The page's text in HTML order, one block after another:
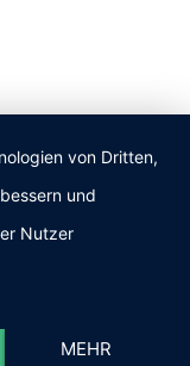
von Dritten,
und
Nutzer
MEHR